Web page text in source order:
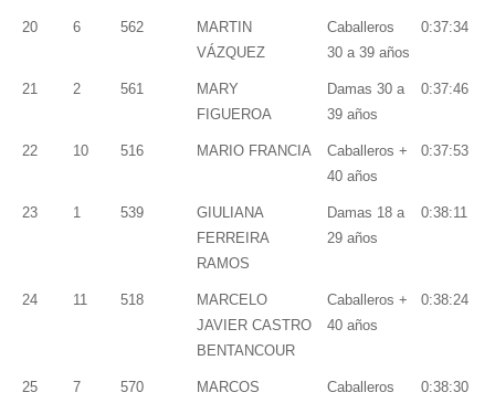
20 6 562
MARTIN
VÁZQUEZ
Caballeros
30 a 39 años
0:37:34
21 2 561
MARY
FIGUEROA
Damas 30 a
39 años
0:37:46
22 10 516 MARIO FRANCIA
Caballeros +
40 años
0:37:53
23 1 539
GIULIANA
FERREIRA
RAMOS
Damas 18 a
29 años
0:38:11
24 11 518
MARCELO
JAVIER CASTRO
BENTANCOUR
Caballeros +
40 años
0:38:24
25 7 570
MARCOS
Caballeros
0:38:30